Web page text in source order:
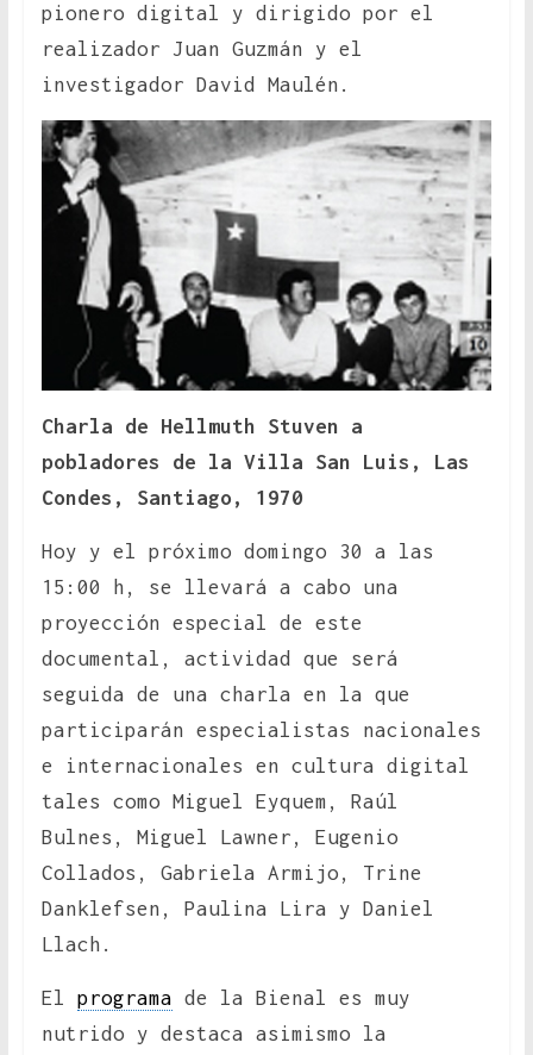
pionero digital y dirigido por el
realizador Juan Guzmán y el
investigador David Maulén.
Charla de Hellmuth Stuven a
pobladores de la Villa San Luis, Las
Condes, Santiago, 1970
Hoy y el próximo domingo 30 a las
15:00 h, se llevará a cabo una
proyección especial de este
documental, actividad que será
seguida de una charla en la que
participarán especialistas nacionales
e internacionales en cultura digital
tales como Miguel Eyquem, Raúl
Bulnes, Miguel Lawner, Eugenio
Collados, Gabriela Armijo, Trine
Danklefsen, Paulina Lira y Daniel
Llach.
El programa de la Bienal es muy
nutrido y destaca asimismo la